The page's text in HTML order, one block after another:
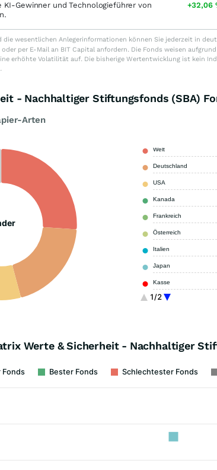
KI-Gewinner und Technologieführer von
+32,06
die wesentlichen Anlegerinformationen können Sie jederzeit in
per E-Mail an BIT Capital anfordern. Die Fonds weisen
erhöhte Volatilität auf. Die bisherige Wertentwicklung ist kein
- Nachhaltiger Stiftungsfonds (SBA)
Arten
1/2
Welt
Deutschland
USA
Kanada
Frankreich
Österreich
Italien
Japan
Kasse
Sonstige
Werte & Sicherheit - Nachhaltiger
Fonds Bester Fonds Schlechtester Fonds